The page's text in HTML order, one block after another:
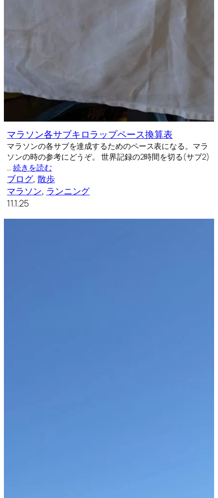
マラソン各サブキロラップペース換算表
マラソンの各サブを達成するためのペース表になる。マラ
ソンの時の参考にどうぞ。 世界記録の2時間を切る(サブ2)
…続きを読む
ブログ, 散歩
マラソン, ランニング
11.1.25